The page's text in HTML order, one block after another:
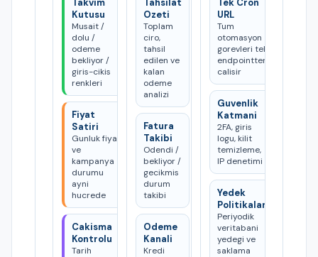
Takvim
Kutusu
Musait /
dolu /
odeme
bekliyor /
giris-cikis
renkleri
Fiyat
Satiri
Gunluk fiyat
ve
kampanya
durumu
ayni
hucrede
Cakisma
Kontrolu
Tarih
Tahsilat
Ozeti
Toplam
ciro,
tahsil
edilen ve
kalan
odeme
analizi
Fatura
Takibi
Odendi /
bekliyor /
gecikmis
durum
takibi
Odeme
Kanali
Kredi
Tek Cron
URL
Tum
otomasyon
gorevleri tek
endpointten
calisir
Guvenlik
Katmani
2FA, giris
logu, kilit
temizleme,
IP denetimi
Yedek
Politikalari
Periyodik
veritabani
yedegi ve
saklama